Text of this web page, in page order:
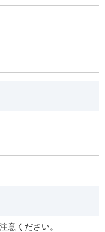
意ください。